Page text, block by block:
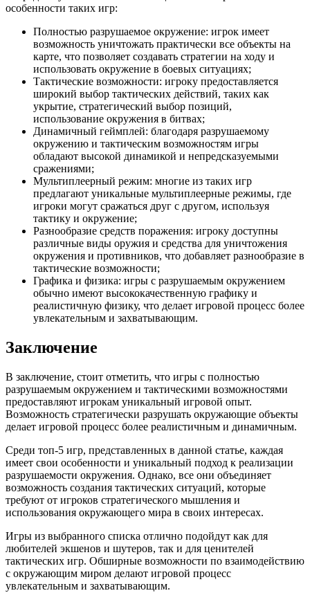
особенности таких игр:
Полностью разрушаемое окружение: игрок имеет
возможность уничтожать практически все объекты на
карте, что позволяет создавать стратегии на ходу и
использовать окружение в боевых ситуациях;
Тактические возможности: игроку предоставляется
широкий выбор тактических действий, таких как
укрытие, стратегический выбор позиций,
использование окружения в битвах;
Динамичный геймплей: благодаря разрушаемому
окружению и тактическим возможностям игры
обладают высокой динамикой и непредсказуемыми
сражениями;
Мультиплеерный режим: многие из таких игр
предлагают уникальные мультиплеерные режимы, где
игроки могут сражаться друг с другом, используя
тактику и окружение;
Разнообразие средств поражения: игроку доступны
различные виды оружия и средства для уничтожения
окружения и противников, что добавляет разнообразие в
тактические возможности;
Графика и физика: игры с разрушаемым окружением
обычно имеют высококачественную графику и
реалистичную физику, что делает игровой процесс более
увлекательным и захватывающим.
Заключение
В заключение, стоит отметить, что игры с полностью
разрушаемым окружением и тактическими возможностями
предоставляют игрокам уникальный игровой опыт.
Возможность стратегически разрушать окружающие объекты
делает игровой процесс более реалистичным и динамичным.
Среди топ-5 игр, представленных в данной статье, каждая
имеет свои особенности и уникальный подход к реализации
разрушаемости окружения. Однако, все они объединяет
возможность создания тактических ситуаций, которые
требуют от игроков стратегического мышления и
использования окружающего мира в своих интересах.
Игры из выбранного списка отлично подойдут как для
любителей экшенов и шутеров, так и для ценителей
тактических игр. Обширные возможности по взаимодействию
с окружающим миром делают игровой процесс
увлекательным и захватывающим.